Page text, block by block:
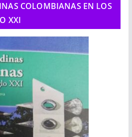
COLOMBIANAS EN LOS
XXI